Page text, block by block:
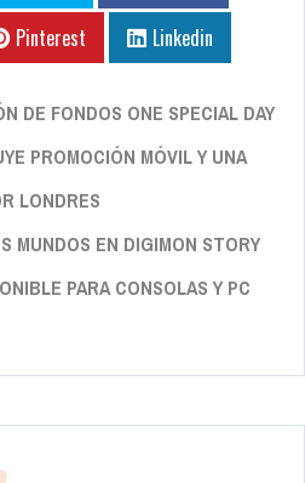
Pinterest Linkedin
DE FONDOS ONE SPECIAL DAY
PROMOCIÓN MÓVIL Y UNA
LONDRES
MUNDOS EN DIGIMON STORY
PARA CONSOLAS Y PC